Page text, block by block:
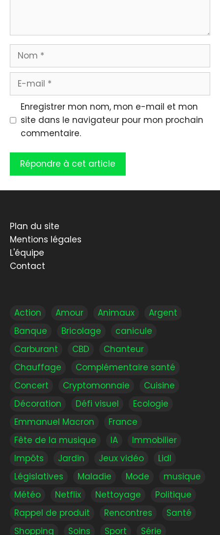
Nom
Enregistrer mon nom, mon e-mail et mon
site dans le navigateur pour mon prochain
commentaire.
Plan du site
Mentions légales
L'équipe
Contact
Action Amour Animaux
Argent
Banque
Bricolage
canicule
Carburant
CBD
Chanteur
Chauffage
Complémentaire santé
Concert
Cryptomonnaie
Cuisine
Décoration
Défi visuel
Ecologie
Emmanuel Macron
France
Fête de la musique
IA
Immobilier
Impôts
Jardin Jeux vidéo
Lidl
Législatives
Maladie Mode
musique
Météo
Netflix Nettoyage
Politique
Rappel de produit
Rencontres
Santé
Shopping
Soins Sport Série